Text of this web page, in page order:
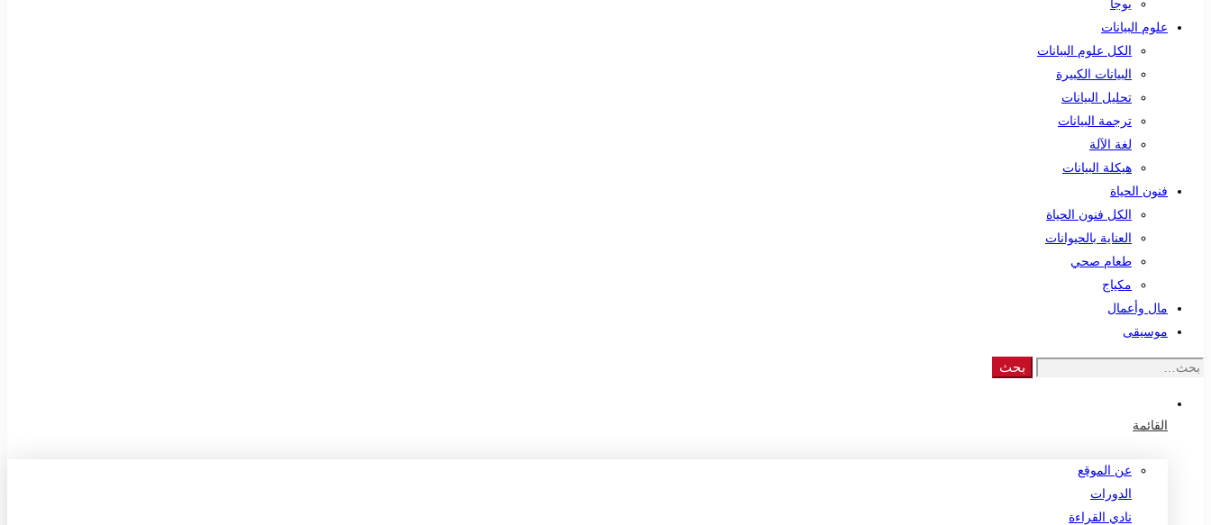
يوجا
علوم البيانات
الكل علوم البيانات
البيانات الكبيرة
تحليل البيانات
ترجمة البيانات
لغة الآلة
هيكلة البيانات
فنون الحياة
الكل فنون الحياة
العناية بالحيوانات
طعام صحي
مكياج
مال وأعمال
موسيقى
Search
بحث
القائمة
عن الموقع
الدورات
نادي القراءة